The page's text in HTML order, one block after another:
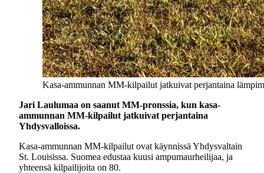
Kasa-ammunnan MM-kilpailut jatkuivat perjantaina
Jari Laulumaa on saanut MM-pronssia, kun kasa-
ammunnan MM-kilpailut jatkuivat perjantaina
Yhdysvalloissa.
Kasa-ammunnan MM-kilpailut ovat käynnissä Yhdysvaltain
St. Louisissa. Suomea edustaa kuusi ampumaurheilijaa, ja
yhteensä kilpailijoita on 80.